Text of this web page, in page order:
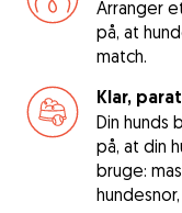
Arranger
på, at
match.
Klar,
Din hunds
på, at din
bruge: